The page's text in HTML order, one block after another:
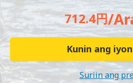
712.4円/
Kunin ang
Suriin ang